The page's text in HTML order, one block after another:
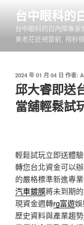
內
台中眼科的
台中眼科的白內障專
美老花近視雷射, 飛秒
發
佈
於
2024 年 01 月 04 日 作者:
邱大睿即送
當舖輕鬆試
輕鬆試玩立即送體
轉您台北資金可以
的嚴格標準新進專
汽車鍍膜將未到期
現資金週轉rg富遊
歷史資料與產業趨勢